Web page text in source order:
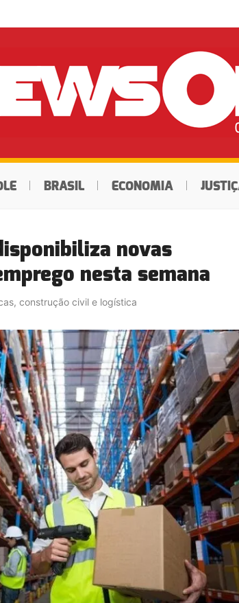
BRASIL ECONOMIA
novas
nesta semana
construção civil e logística